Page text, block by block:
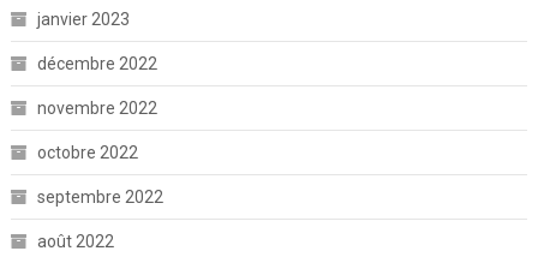
janvier 2023
décembre 2022
novembre 2022
octobre 2022
septembre 2022
août 2022